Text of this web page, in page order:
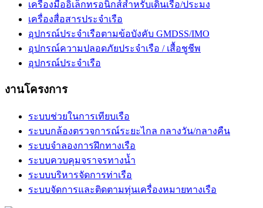
เครื่องมืออิเล็กทรอนิกส์สำหรับเดินเรือ/ประมง
เครื่องสื่อสารประจำเรือ
อุปกรณ์ประจำเรือตามข้อบังคับ GMDSS/IMO
อุปกรณ์ความปลอดภัยประจำเรือ / เสื้อชูชีพ
อุปกรณ์ประจำเรือ
งานโครงการ
ระบบช่วยในการเทียบเรือ
ระบบกล้องตรวจการณ์ระยะไกล กลางวัน/กลางคืน
ระบบจำลองการฝึกทางเรือ
ระบบควบคุมจราจรทางน้ำ
ระบบบริหารจัดการท่าเรือ
ระบบจัดการและติดตามทุ่นเครื่องหมายทางเรือ